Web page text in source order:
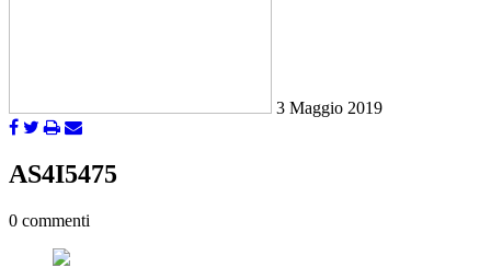
3 Maggio 2019
AS4I5475
0 commenti